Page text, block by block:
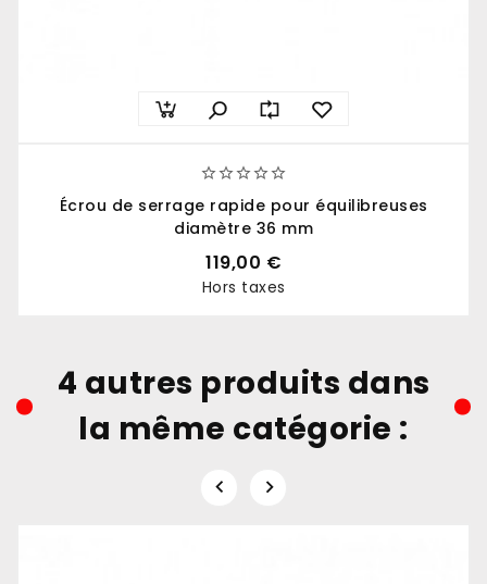

Écrou de serrage rapide pour équilibreuses
diamètre 36 mm
119,00 €
Hors taxes
4 autres produits dans
la même catégorie :
 